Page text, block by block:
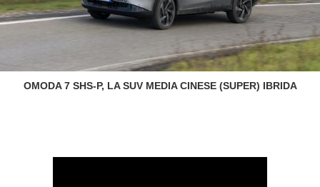
OMODA 7 SHS-P, LA SUV MEDIA CINESE (SUPER) IBRIDA